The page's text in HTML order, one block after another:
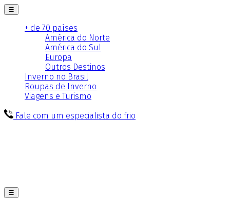
☰
+ de 70 países
América do Norte
América do Sul
Europa
Outros Destinos
Inverno no Brasil
Roupas de Inverno
Viagens e Turismo
Fale com um especialista do frio
☰